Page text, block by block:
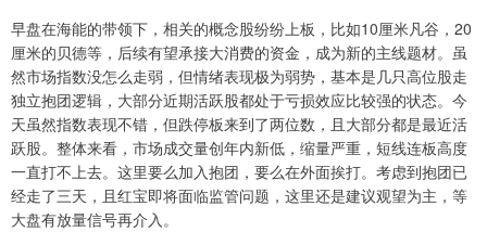
早盘在海能的带领下，相关的概念股纷纷上板，比如10厘米凡谷，20
厘米的贝德等，后续有望承接大消费的资金，成为新的主线题材。虽
然市场指数没怎么走弱，但情绪表现极为弱势，基本是几只高位股走
独立抱团逻辑，大部分近期活跃股都处于亏损效应比较强的状态。今
天虽然指数表现不错，但跌停板来到了两位数，且大部分都是最近活
跃股。整体来看，市场成交量创年内新低，缩量严重，短线连板高度
一直打不上去。这里要么加入抱团，要么在外面挨打。考虑到抱团已
经走了三天，且红宝即将面临监管问题，这里还是建议观望为主，等
大盘有放量信号再介入。